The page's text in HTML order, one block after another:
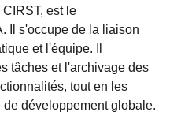
est le
Il s'occupe de la liaison
et l'équipe. Il
tâches et l'archivage des
tout en les
développement globale.